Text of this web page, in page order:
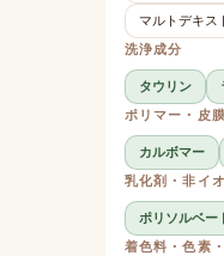
マルトデキス
洗浄成分
タウリン
ポリマー・皮
カルボマー
乳化剤・非イ
ポリソルベー
着色料・色素